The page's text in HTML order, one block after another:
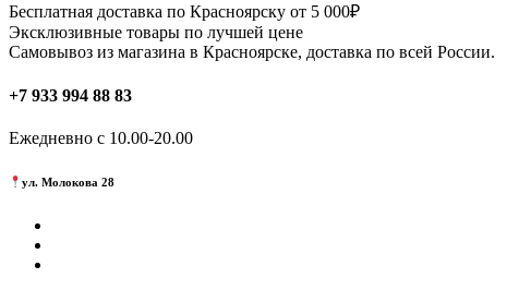
Бесплатная доставка по Красноярску от 5 000₽
Эксклюзивные товары по лучшей цене
Самовывоз из магазина в Красноярске, доставка по всей России.
+7 933 994 88 83
Ежедневно с 10.00-20.00
ул. Молокова 28